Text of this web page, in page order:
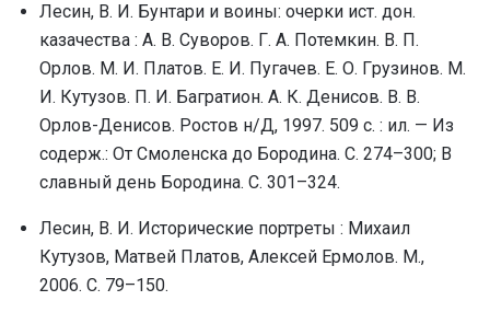
Лесин, В. И. Бунтари и воины: очеpки ист. дон.
казачества : А. В. Сувоpов. Г. А. Потемкин. В. П.
Оpлов. М. И. Платов. Е. И. Пугачев. Е. О. Гpузинов. М.
И. Кутузов. П. И. Багpатион. А. К. Денисов. В. В.
Оpлов-Денисов. Ростов н/Д, 1997. 509 с. : ил. — Из
содерж.: От Смоленска до Бородина. С. 274–300; В
славный день Бородина. С. 301–324.
Лесин, В. И. Исторические портреты : Михаил
Кутузов, Матвей Платов, Алексей Ермолов. М.,
2006. С. 79–150.